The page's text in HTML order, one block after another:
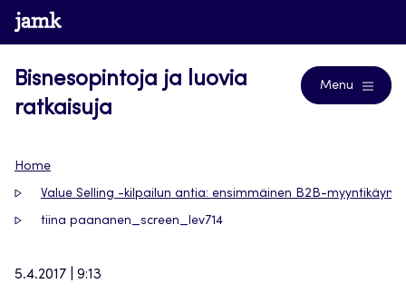
Siirry
suoraan
www.jamk.fi
Bisnesopintoja ja luovia
ratkaisuja
Menu
Home
Value Selling -kilpailun antia: ensimmäinen B2B-
tiina paananen_screen_lev714
5.4.2017 | 9:13